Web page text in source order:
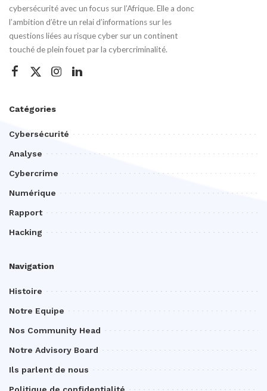
cybersécurité avec un focus sur l’Afrique. Elle a donc
l’ambition d’être un relai d’informations sur les
questions liées au risque cyber sur un continent
touché de plein fouet par la cybercriminalité.
Catégories
Cybersécurité
Analyse
Cybercrime
Numérique
Rapport
Hacking
Navigation
Histoire
Notre Equipe
Nos Community Head
Notre Advisory Board
Ils parlent de nous